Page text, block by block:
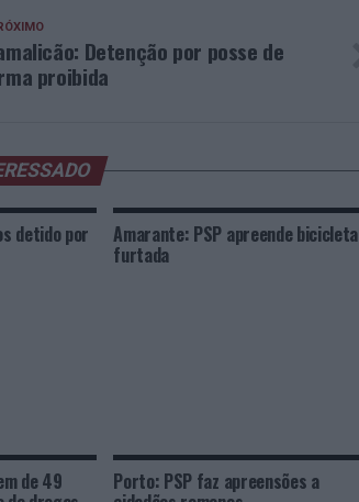
Detenção por posse de
proibida
detido por Amarante: PSP apreende bicicleta
furtada
de 49 Porto: PSP faz apreensões a